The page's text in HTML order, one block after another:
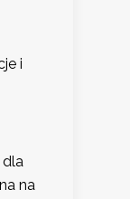
i
dla
na